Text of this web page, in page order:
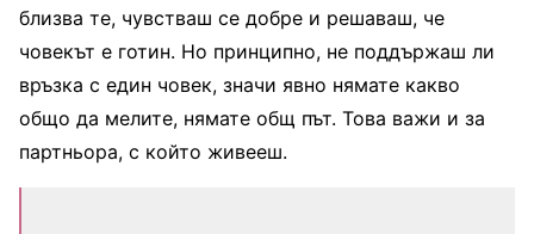
близва те, чувстваш се добре и решаваш, че
човекът е готин. Но принципно, не поддържаш ли
връзка с един човек, значи явно нямате какво
общо да мелите, нямате общ път. Това важи и за
партньора, с който живееш.